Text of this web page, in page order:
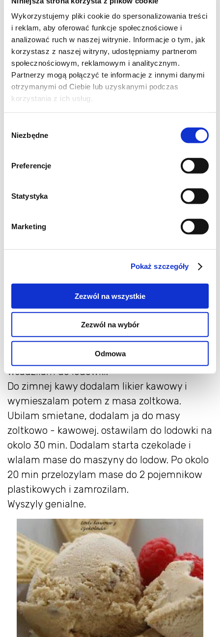
Wykorzystujemy pliki cookie do spersonalizowania treści
i reklam, aby oferować funkcje społecznościowe i
analizować ruch w naszej witrynie. Informacje o tym, jak
korzystasz z naszej witryny, udostępniamy partnerom
społecznościowym, reklamowym i analitycznym.
Partnerzy mogą połączyć te informacje z innymi danymi
otrzymanymi od Ciebie lub uzyskanymi podczas
korzystania z ich usług.
zgody
Niezbędne
Preferencje
Statystyka
Marketing
Pokaż szczegóły
Zezwól na wszystkie
Zezwól na wybór
Odmowa
skladniki:
120 g brazowego cukru
2 lyzki bialego cukru
5 zoltek
250 ml smietany kremowki
200 ml mleka
50 ml likieru kawowego
125 ml mocnej kawy - ja uzylam
MniamMniam
Przygotowanie:
grzalam na wolnym ogniu az wieksza czesc
ostudzenia.
Zoltka ubilam z brazowym cukrem, az zrobily
sie puszyste.
Podgrzalam mleko a nastepnie dodawalam je
powoli do zoltek wciaz ubijajac. Nastepnie
ubijalam mase nad para, az zaczela gestniec.
Nalezy uwazac zeby nie przegrzac.
Odstawilam do ostygniecia. Potem
wsadzilam do lodowki.
Do zimnej kawy dodalam likier kawowy i
wymieszalam potem z masa zoltkowa.
Ubilam smietane, dodalam ja do masy
zoltkowo - kawowej. ostawilam do lodowki na
okolo 30 min. Dodalam starta czekolade i
wlalam mase do maszyny do lodow. Po okolo
20 min przelozylam mase do 2 pojemnikow
plastikowych i zamrozilam.
Wyszyly genialne.